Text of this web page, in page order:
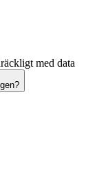
med data